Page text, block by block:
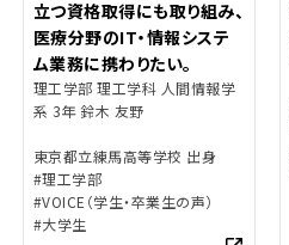
立つ資格取得にも取り組み、
医療分野のIT・情報システ
ム業務に携わりたい。
理工学部 理工学科 人間情報学
系 3年 鈴木 友野
東京都立練馬高等学校 出身
#理工学部
#VOICE（学生・卒業生の声）
#大学生